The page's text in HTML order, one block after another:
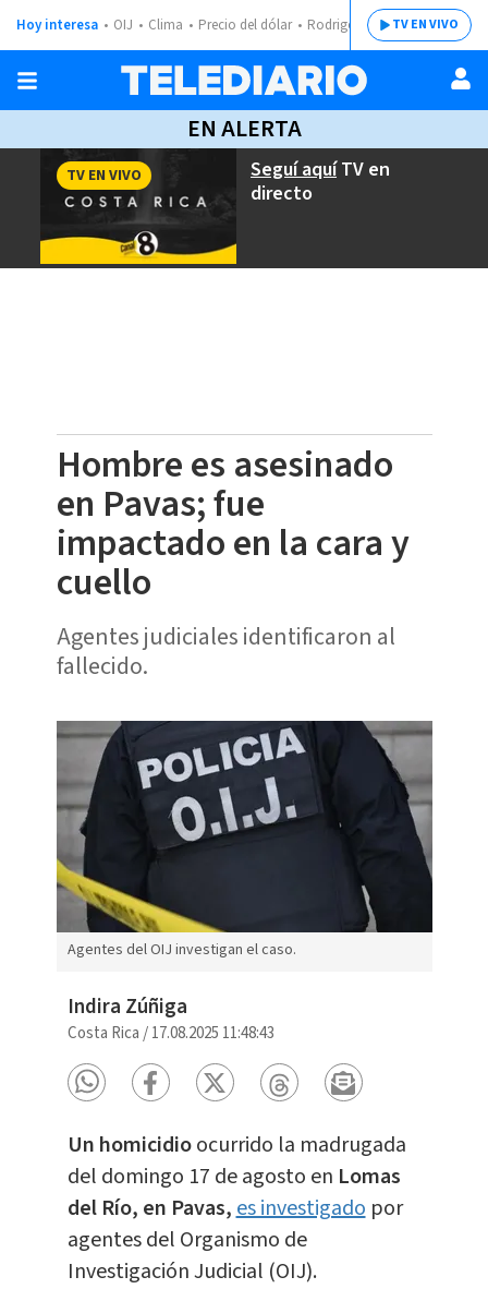
Hoy interesa OIJ Clima Precio del dólar Rodrigo ChavesTV EN VIVO
EN ALERTA
Seguí aquíTV en
directo
TV EN VIVO
Hombre es asesinado
en Pavas; fue
impactado en la cara y
cuello
Agentes judiciales identificaron al
fallecido.
Agentes del OIJ investigan el caso.
Indira Zúñiga
Costa Rica /17.08.2025 11:48:43
Un homicidioocurrido la madrugada
del domingo 17 de agosto en Lomas
del Río, en Pavas,es investigadopor
agentes del Organismo de
Investigación Judicial (OIJ).